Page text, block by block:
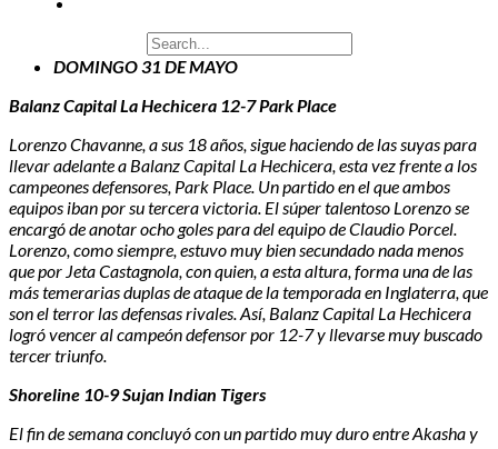
DOMINGO 31 DE MAYO
Balanz Capital La Hechicera 12-7 Park Place
Lorenzo Chavanne, a sus 18 años, sigue haciendo de las suyas para
llevar adelante a Balanz Capital La Hechicera, esta vez frente a los
campeones defensores, Park Place. Un partido en el que ambos
equipos iban por su tercera victoria. El súper talentoso Lorenzo se
encargó de anotar ocho goles para del equipo de Claudio Porcel.
Lorenzo, como siempre, estuvo muy bien secundado nada menos
que por Jeta Castagnola, con quien, a esta altura, forma una de las
más temerarias duplas de ataque de la temporada en Inglaterra, que
son el terror las defensas rivales. Así, Balanz Capital La Hechicera
logró vencer al campeón defensor por 12-7 y llevarse muy buscado
tercer triunfo.
Shoreline 10-9 Sujan Indian Tigers
El fin de semana concluyó con un partido muy duro entre Akasha y